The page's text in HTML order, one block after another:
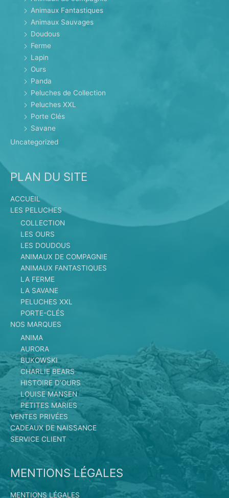
Animaux Fantastiques
Animaux Sauvages
Doudous
Ferme
Lapin
Ours
Panda
Peluches de Collection
Peluches XXL
Porte Clés
Savane
Uncategorized
PLAN DU SITE
ACCUEIL
LES PELUCHES
COLLECTION
LES OURS
LES DOUDOUS
ANIMAUX DE COMPAGNIE
ANIMAUX FANTASTIQUES
LA FERME
LA SAVANE
PELUCHES XXL
PORTE-CLÉS
NOS MARQUES
ANIMA
AURORA
BUKOWSKI
CHARLIE BEARS
HISTOIRE D’OURS
LOUISE MANSEN
PETITES MARIES
VENTES PRIVÉES
CADEAUX DE NAISSANCE
SERVICE CLIENT
MENTIONS LÉGALES
MENTIONS LÉGALES